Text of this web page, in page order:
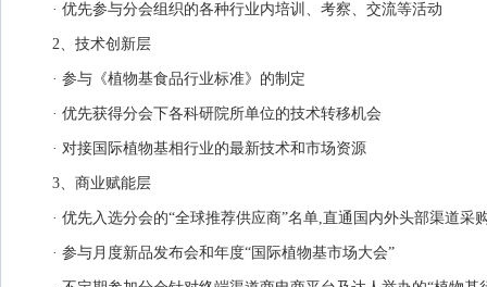
· 优先参与分会组织的各种行业内培训、考察、交流等活动
2、技术创新层
· 参与《植物基食品行业标准》的制定
· 优先获得分会下各科研院所单位的技术转移机会
· 对接国际植物基相行业的最新技术和市场资源
3、商业赋能层
· 优先入选分会的“全球推荐供应商”名单,直通国内外头部渠道采
· 参与月度新品发布会和年度“国际植物基市场大会”